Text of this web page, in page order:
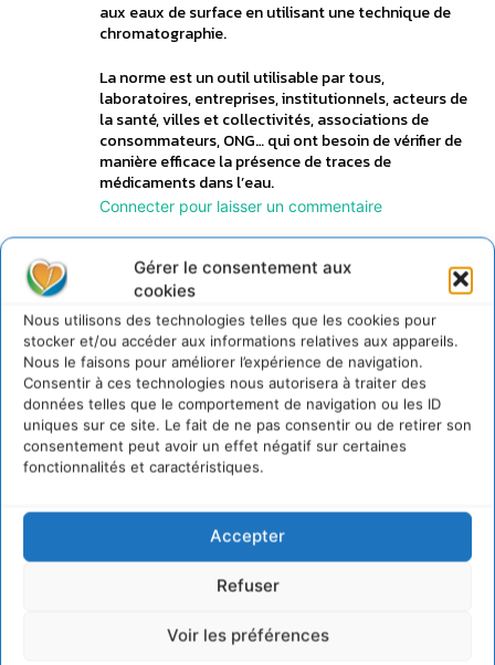
Gérer le consentement aux
cookies
Nous utilisons des technologies telles que les cookies pour
stocker et/ou accéder aux informations relatives aux appareils.
Nous le faisons pour améliorer l’expérience de navigation.
Consentir à ces technologies nous autorisera à traiter des
données telles que le comportement de navigation ou les ID
uniques sur ce site. Le fait de ne pas consentir ou de retirer son
consentement peut avoir un effet négatif sur certaines
fonctionnalités et caractéristiques.
Accepter
Refuser
Voir les préférences
aux eaux de surface en utilisant une technique de
chromatographie.
La norme est un outil utilisable par tous,
laboratoires, entreprises, institutionnels, acteurs de
la santé, villes et collectivités, associations de
consommateurs, ONG… qui ont besoin de vérifier de
manière efficace la présence de traces de
médicaments dans l’eau.
Connecter pour laisser un commentaire
LAISSER UN COMMENTAIRE
CONNECTER POUR LAISSER UN COMMENTAIRE
Rédaction Cdurable
https:/cdurable.info